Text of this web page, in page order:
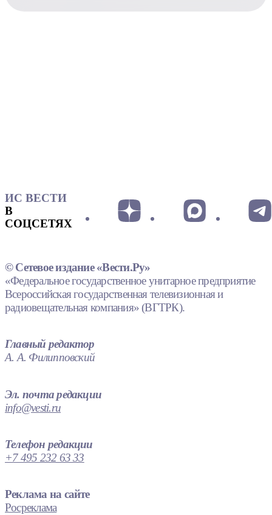
ИС ВЕСТИ
В
СОЦСЕТЯХ
© Сетевое издание «Вести.Ру»
«Федеральное государственное унитарное предприятие
Всероссийская государственная телевизионная и
радиовещательная компания» (ВГТРК).
Главный редактор
А. А. Филипповский
Эл. почта редакции
info@vesti.ru
Телефон редакции
+7 495 232 63 33
Реклама на сайте
Росреклама